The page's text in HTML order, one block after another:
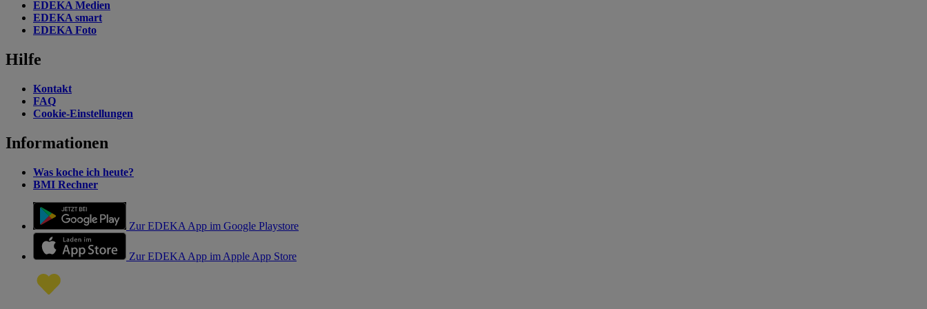
EDEKA Medien
EDEKA smart
EDEKA Foto
Hilfe
Kontakt
FAQ
Cookie-Einstellungen
Informationen
Was koche ich heute?
BMI Rechner
Zur EDEKA App im Google Playstore
Zur EDEKA App im Apple App Store